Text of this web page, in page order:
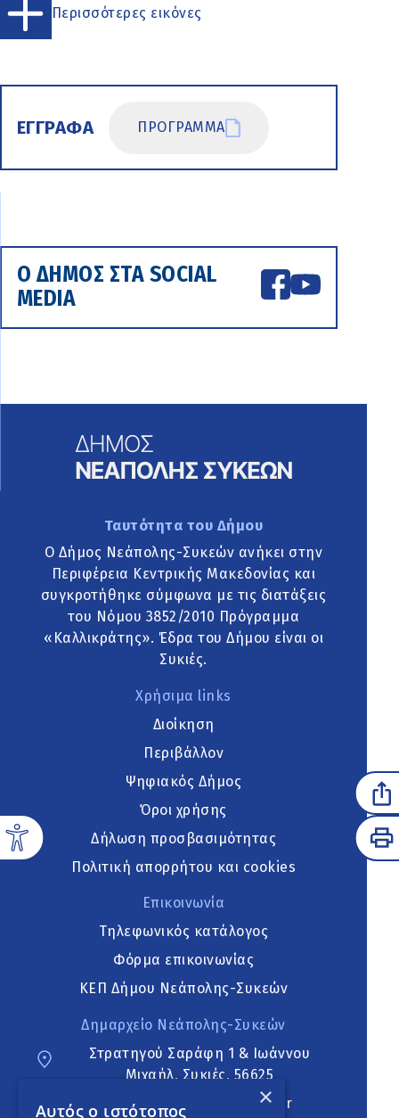
Περισσότερες εικόνες
ΕΓΓΡΑΦΑ ΠΡΟΓΡΑΜΜΑ
Ο ΔΗΜΟΣ ΣΤΑ SOCIAL
MEDIA
Ταυτότητα του Δήμου
Ο Δήμος Νεάπολης-Συκεών ανήκει στην
Περιφέρεια Κεντρικής Μακεδονίας και
συγκροτήθηκε σύμφωνα με τις διατάξεις
του Νόμου 3852/2010 Πρόγραμμα
«Καλλικράτης». Έδρα του Δήμου είναι οι
Συκιές.
Χρήσιμα links
Διοίκηση
Περιβάλλον
Ψηφιακός Δήμος
Όροι χρήσης
Δήλωση προσβασιμότητας
Πολιτική απορρήτου και cookies
Επικοινωνία
Τηλεφωνικός κατάλογος
Φόρμα επικοινωνίας
ΚΕΠ Δήμου Νεάπολης-Συκεών
Δημαρχείο Νεάπολης-Συκεών
Στρατηγού Σαράφη 1 & Ιωάννου
Μιχαήλ, Συκιές, 56625
neapoli.sykies@ddt.gov.gr
×
Αυτός ο ιστότοπος